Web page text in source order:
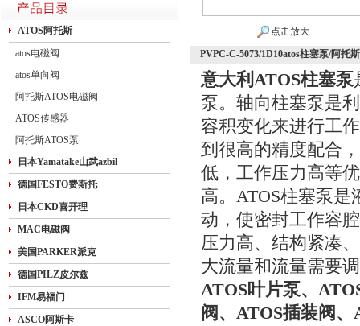
响，请提前安排订货事宜。高速规定
月1日0时-10月8日24时，共8天
ATOS阿托斯
atos电磁阀
atos单向阀
阿托斯ATOS电磁阀
ATOS传感器
阿托斯ATOS泵
日本Yamatake山武azbil
德国FESTO费斯托
日本CKD喜开理
MAC电磁阀
美国PARKER派克
德国PILZ皮尔兹
IFM易福门
ASCO阿斯卡
点击放大
PVPC-C-5073/1D10atos柱塞泵/阿托
意大利ATOS柱塞泵
泵。轴向柱塞泵是
容积变化来进行工
到很高的精度配合
低，工作压力高等
高。ATOS柱塞泵
动，使密封工作容
压力高、结构紧凑
大流量和流量需要
ATOS叶片泵、
阀、ATOS插装阀